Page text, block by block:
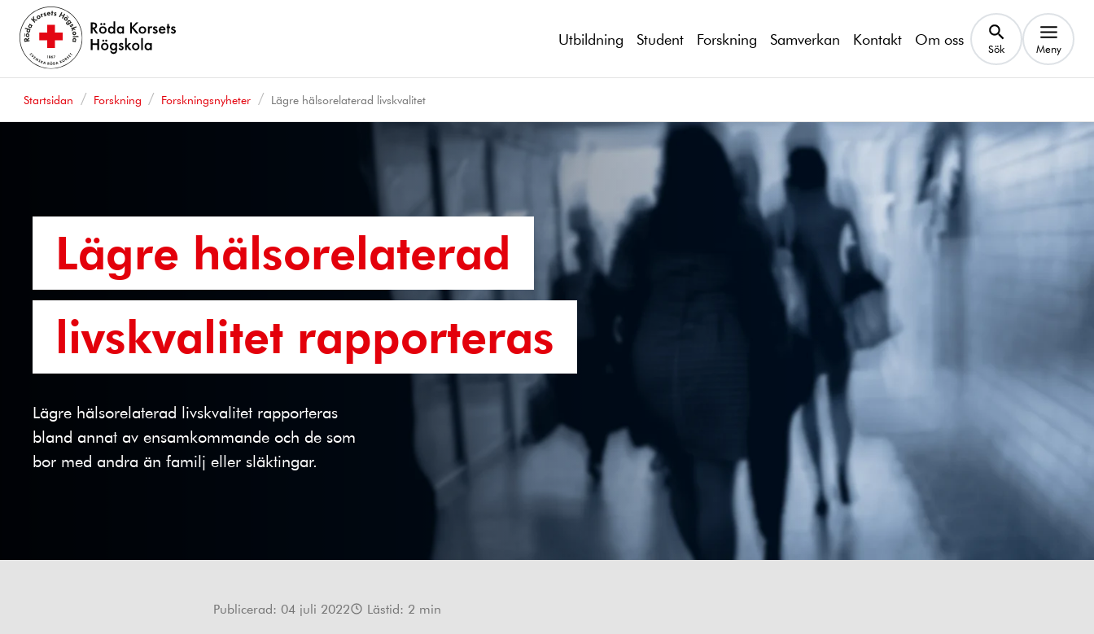
Utbildning Student Forskning Samverkan Kontakt Om oss Sök Meny
Startsidan Forskning Forskningsnyheter Lägre hälsorelaterad livskvalitet
Lägre hälsorelaterad
livskvalitet rapporteras
Lägre hälsorelaterad livskvalitet rapporteras
bland annat av ensamkommande och de som
bor med andra än familj eller släktingar.
Publicerad: 04 juli 2022 Lästid: 2 min